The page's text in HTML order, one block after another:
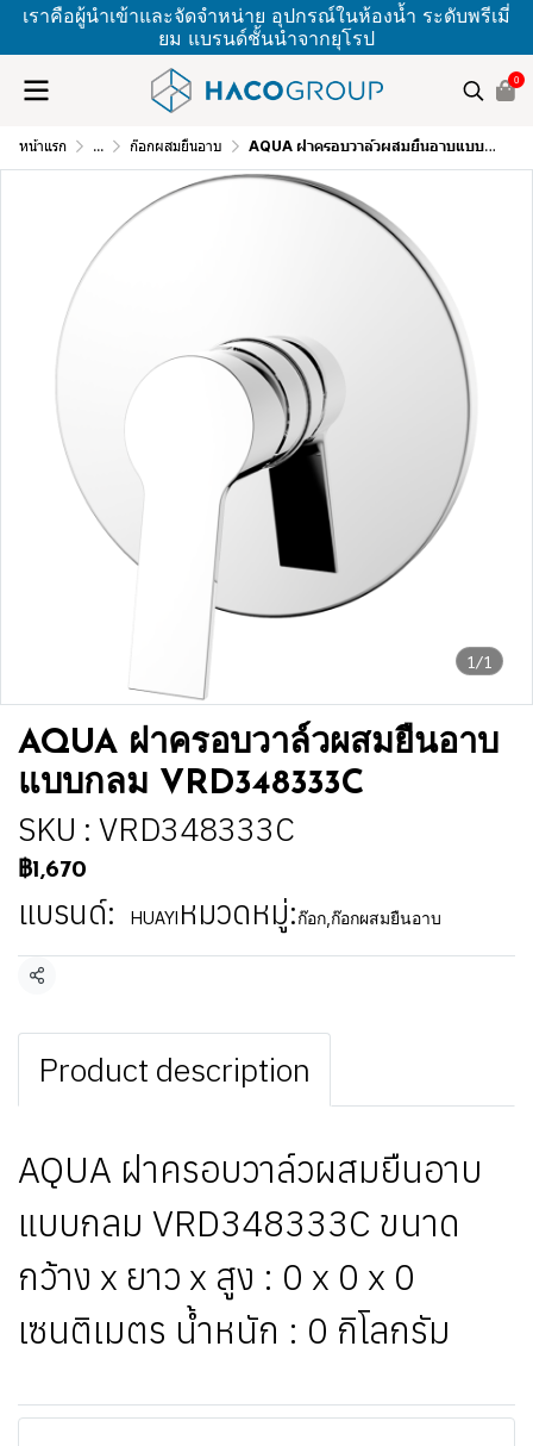
เราคือผู้นำเข้าและจัดจำหน่าย อุปกรณ์ในห้องน้ำ ระดับพรีเมี่
ยม แบรนด์ชั้นนำจากยุโรป
0
หน้าแรก ... ก๊อกผสมยืนอาบ AQUA ฝาครอบวาล์วผสมยืนอาบแบบกลม VRD348333C
1/1
AQUA ฝาครอบวาล์วผสมยืนอาบ
แบบกลม VRD348333C
SKU : VRD348333C
฿1,670
แบรนด์: HUAYI หมวดหมู่:ก๊อก ก๊อกผสมยืนอาบ
แชร์
Product description
AQUA ฝาครอบวาล์วผสมยืนอาบ
แบบกลม VRD348333C ขนาด
กว้าง x ยาว x สูง : 0 x 0 x 0
เซนติเมตร น้ำหนัก : 0 กิโลกรัม